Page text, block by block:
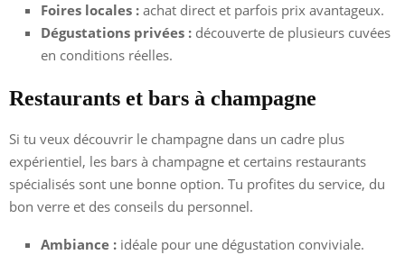
Foires locales : achat direct et parfois prix avantageux.
Dégustations privées : découverte de plusieurs cuvées
en conditions réelles.
Restaurants et bars à champagne
Si tu veux découvrir le champagne dans un cadre plus
expérientiel, les bars à champagne et certains restaurants
spécialisés sont une bonne option. Tu profites du service, du
bon verre et des conseils du personnel.
Ambiance : idéale pour une dégustation conviviale.